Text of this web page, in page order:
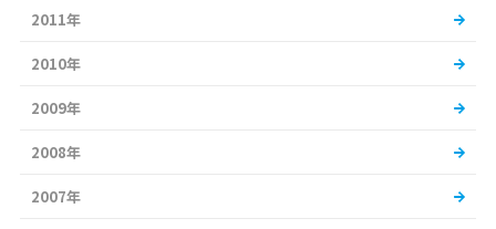
2011年
2010年
2009年
2008年
2007年